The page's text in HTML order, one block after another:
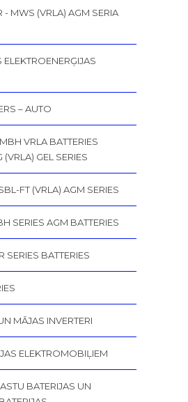
- MWS (VRLA) AGM SERIA
– AUTO
VRLA BATTERIES
GEL SERIES
FT (VRLA) AGM SERIES
SERIES AGM BATTERIES
SERIES BATTERIES
MĀJAS INVERTERI
ELEKTROMOBIĻIEM
BATERIJAS UN